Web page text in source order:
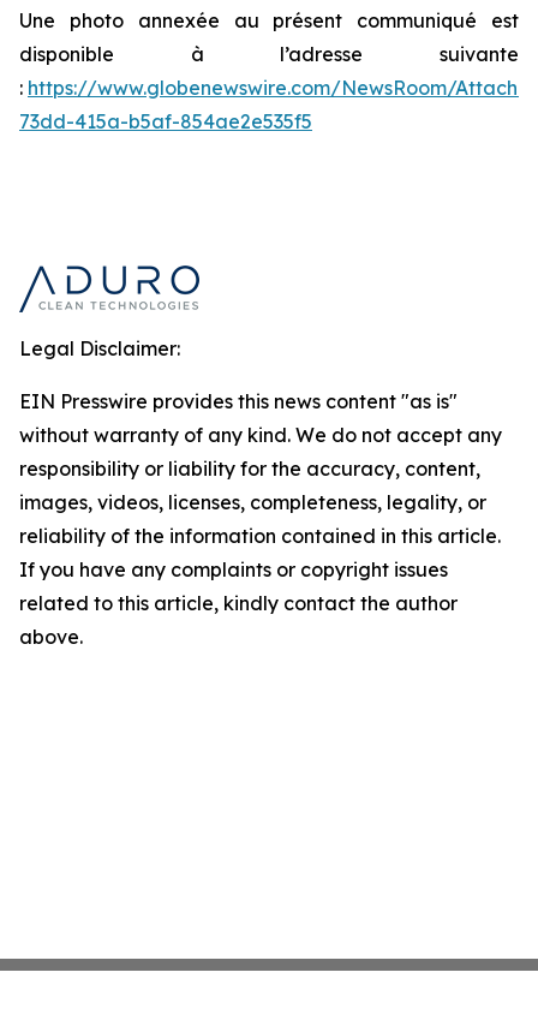
Une photo annexée au présent communiqué est
disponible à l’adresse suivante
: https://www.globenewswire.com/NewsRoom/
73dd-415a-b5af-854ae2e535f5
Legal Disclaimer:
EIN Presswire provides this news content "as is"
without warranty of any kind. We do not accept any
responsibility or liability for the accuracy, content,
images, videos, licenses, completeness, legality, or
reliability of the information contained in this article.
If you have any complaints or copyright issues
related to this article, kindly contact the author
above.